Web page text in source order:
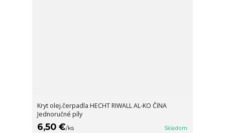
Kryt olej.čerpadla HECHT RIWALL AL-KO ČíNA
Jednoručné píly
6,50 €/ks Skladom